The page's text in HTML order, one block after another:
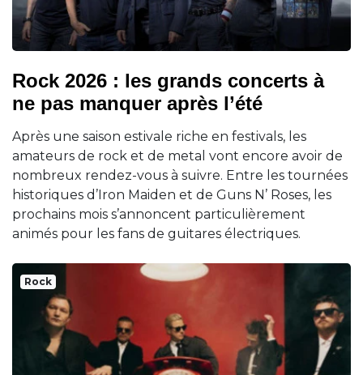
Rock 2026 : les grands concerts à
ne pas manquer après l’été
Après une saison estivale riche en festivals, les
amateurs de rock et de metal vont encore avoir de
nombreux rendez-vous à suivre. Entre les tournées
historiques d’Iron Maiden et de Guns N’ Roses, les
prochains mois s’annoncent particulièrement
animés pour les fans de guitares électriques.
Rock